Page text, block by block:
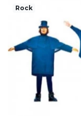
Rock